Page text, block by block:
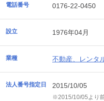
電話番号 0176-22-0450
設立 1976年04月
業種 不動産、レンタ
法人番号指定日 2015/10/05
※2015/10/05より